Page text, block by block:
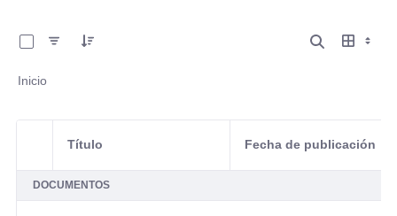
Inicio
Selección del elemento
Título Fecha de publicación
DOCUMENTOS